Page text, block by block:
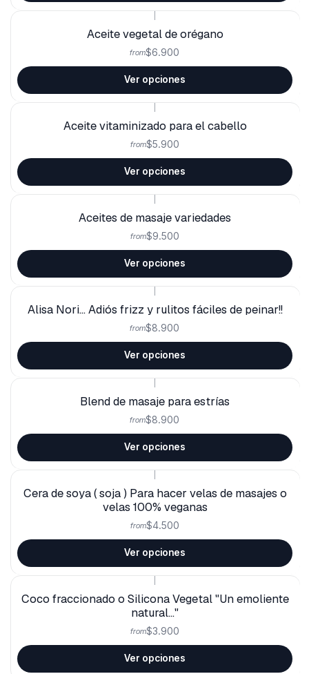
Aceite vegetal de orégano
from$6.900
Ver opciones
Aceite vitaminizado para el cabello
from$5.900
Ver opciones
Aceites de masaje variedades
from$9.500
Ver opciones
Alisa Nori... Adiós frizz y rulitos fáciles de peinar!!
from$8.900
Ver opciones
Blend de masaje para estrías
from$8.900
Ver opciones
Cera de soya ( soja ) Para hacer velas de masajes o
velas 100% veganas
from$4.500
Ver opciones
Coco fraccionado o Silicona Vegetal "Un emoliente
natural..."
from$3.900
Ver opciones